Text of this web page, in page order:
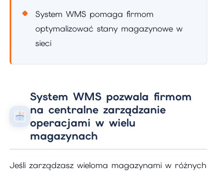
System WMS pomaga firmom
optymalizować stany magazynowe w
sieci
System WMS pozwala firmom
na centralne zarządzanie
operacjami w wielu
magazynach
Jeśli zarządzasz wieloma magazynami w różnych